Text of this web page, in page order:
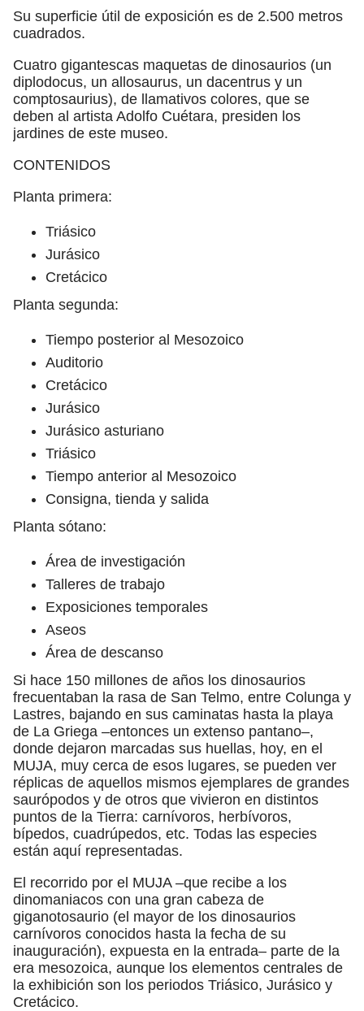
Su superficie útil de exposición es de 2.500 metros
cuadrados.
Cuatro gigantescas maquetas de dinosaurios (un
diplodocus, un allosaurus, un dacentrus y un
comptosaurius), de llamativos colores, que se
deben al artista Adolfo Cuétara, presiden los
jardines de este museo.
CONTENIDOS
Planta primera:
Triásico
Jurásico
Cretácico
Planta segunda:
Tiempo posterior al Mesozoico
Auditorio
Cretácico
Jurásico
Jurásico asturiano
Triásico
Tiempo anterior al Mesozoico
Consigna, tienda y salida
Planta sótano:
Área de investigación
Talleres de trabajo
Exposiciones temporales
Aseos
Área de descanso
Si hace 150 millones de años los dinosaurios
frecuentaban la rasa de San Telmo, entre Colunga y
Lastres, bajando en sus caminatas hasta la playa
de La Griega –entonces un extenso pantano–,
donde dejaron marcadas sus huellas, hoy, en el
MUJA, muy cerca de esos lugares, se pueden ver
réplicas de aquellos mismos ejemplares de grandes
saurópodos y de otros que vivieron en distintos
puntos de la Tierra: carnívoros, herbívoros,
bípedos, cuadrúpedos, etc. Todas las especies
están aquí representadas.
El recorrido por el MUJA –que recibe a los
dinomaniacos con una gran cabeza de
giganotosaurio (el mayor de los dinosaurios
carnívoros conocidos hasta la fecha de su
inauguración), expuesta en la entrada– parte de la
era mesozoica, aunque los elementos centrales de
la exhibición son los periodos Triásico, Jurásico y
Cretácico.